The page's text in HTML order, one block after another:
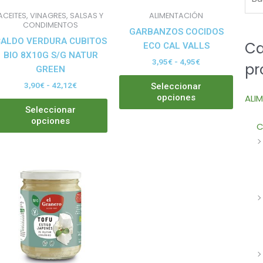
VINAGRES, SALSAS Y
CONDIMENTOS
VERDURA CUBITOS
BIO 8X10G S/G NATUR
GREEN
3,90€ - 42,12€
Seleccionar
opciones
ALIMENTACIÓN
GARBANZOS COCIDOS
ECO CAL VALLS
3,95€ - 4,95€
Seleccionar
opciones
página
de